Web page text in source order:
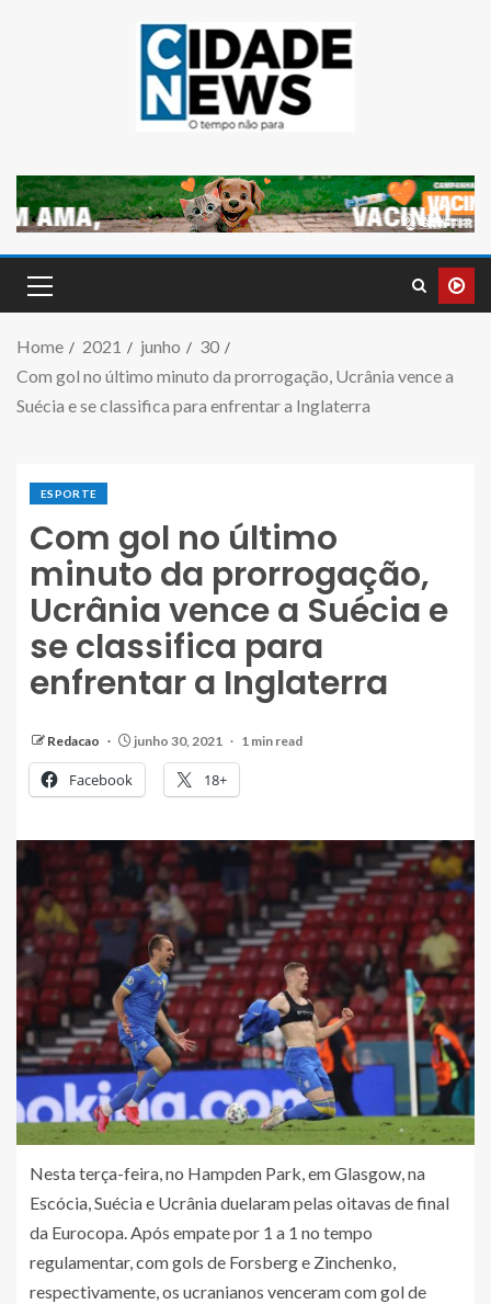
Home 2021 junho
30
Com gol no último minuto da prorrogação, Ucrânia vence a
Suécia e se classifica para enfrentar a Inglaterra
ESPORTE
Com gol no último
minuto da prorrogação,
Ucrânia vence a Suécia e
se classifica para
enfrentar a Inglaterra
Redacao junho 30, 2021 1 min read
Facebook 18+
Nesta terça-feira, no Hampden Park, em Glasgow, na
Escócia, Suécia e Ucrânia duelaram pelas oitavas de final
da Eurocopa. Após empate por 1 a 1 no tempo
regulamentar, com gols de Forsberg e Zinchenko,
respectivamente, os ucranianos venceram com gol de